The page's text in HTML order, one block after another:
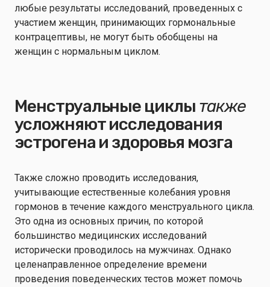
любые результаты исследований, проведенных с
участием женщин, принимающих гормональные
контрацептивы, не могут быть обобщены на
женщин с нормальным циклом.
Менструальные циклы также
усложняют исследования
эстрогена и здоровья мозга
Также сложно проводить исследования,
учитывающие естественные колебания уровня
гормонов в течение каждого менструального цикла.
Это одна из основных причин, по которой
большинство медицинских исследований
исторически проводилось на мужчинах. Однако
целенаправленное определение времени
проведения поведенческих тестов может помочь